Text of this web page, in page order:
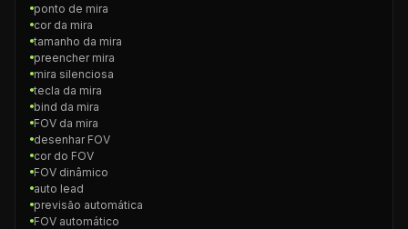
ponto de mira
cor da mira
tamanho da mira
preencher mira
mira silenciosa
tecla da mira
bind da mira
FOV da mira
desenhar FOV
cor do FOV
FOV dinâmico
auto lead
previsão automática
FOV automático